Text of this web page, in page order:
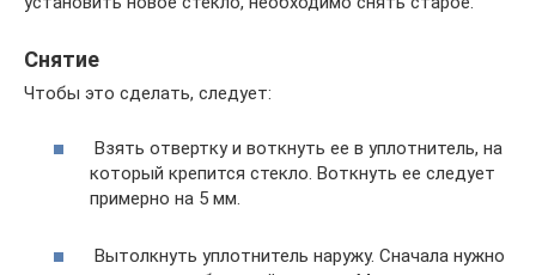
Снятие
Чтобы это сделать, следует:
​ Взять отвертку и воткнуть ее в уплотнитель, на
который крепится стекло. Воткнуть ее следует
примерно на 5 мм.
​ Вытолкнуть уплотнитель наружу. Сначала нужно